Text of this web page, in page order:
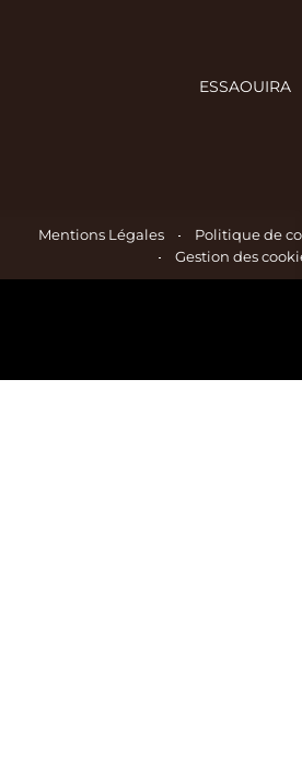
ESSAOUIRA
Mentions Légales Politique de
Gestion des